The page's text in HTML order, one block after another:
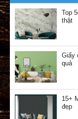
Top
thật
Giấy
quả
15+
đẹp